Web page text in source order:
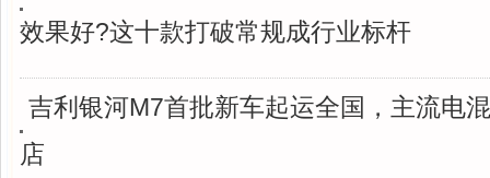
效果好?这十款打破常规成行业标杆
吉利银河M7首批新车起运全国，主流电
店